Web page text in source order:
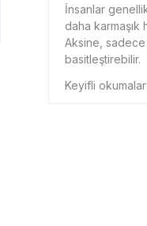
İnsanlar
daha karmaşık
Aksine,
basitleştirebilir.
Keyifli